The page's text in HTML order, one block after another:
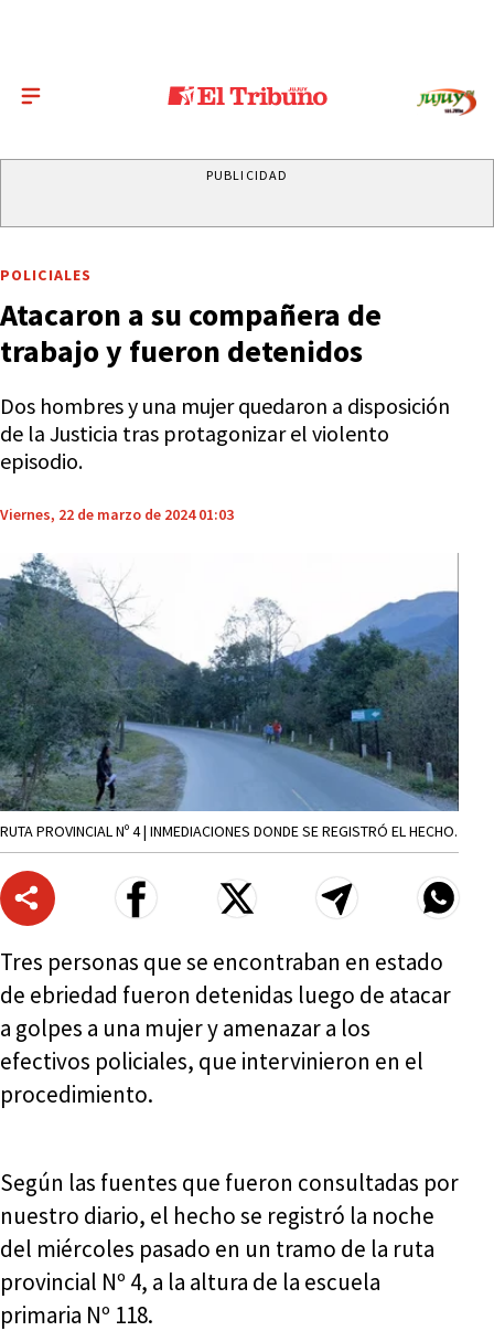
PUBLICIDAD
POLICIALES
Atacaron a su compañera de
trabajo y fueron detenidos
Dos hombres y una mujer quedaron a disposición
de la Justicia tras protagonizar el violento
episodio.
Viernes, 22 de marzo de 2024 01:03
RUTA PROVINCIAL Nº 4 | INMEDIACIONES DONDE SE REGISTRÓ EL HECHO.
Tres personas que se encontraban en estado
de ebriedad fueron detenidas luego de atacar
a golpes a una mujer y amenazar a los
efectivos policiales, que intervinieron en el
procedimiento.
Según las fuentes que fueron consultadas por
nuestro diario, el hecho se registró la noche
del miércoles pasado en un tramo de la ruta
provincial Nº 4, a la altura de la escuela
primaria Nº 118.